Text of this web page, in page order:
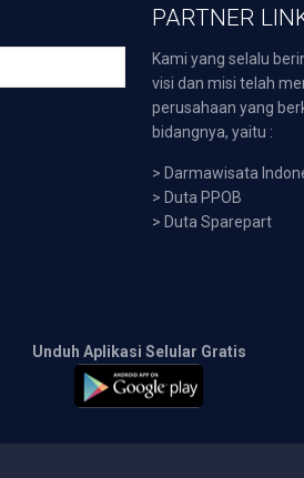
PARTNER
Kami yang selalu
visi dan misi telah
perusahaan yang
bidangnya, yaitu :
> Darmawisata
> Duta PPOB
> Duta Sparepart
Unduh Aplikasi Selular Gratis